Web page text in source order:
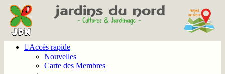
Accès rapide
Nouvelles
Carte des Membres